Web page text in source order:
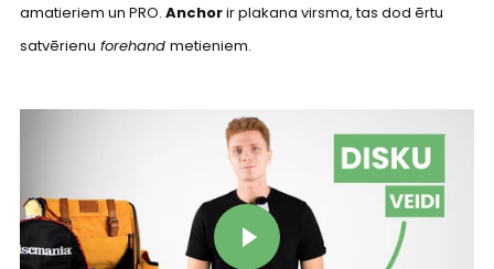
amatieriem un PRO. Anchorir plakana virsma, tas dod ērtu
satvērienu forehand metieniem.
Play video